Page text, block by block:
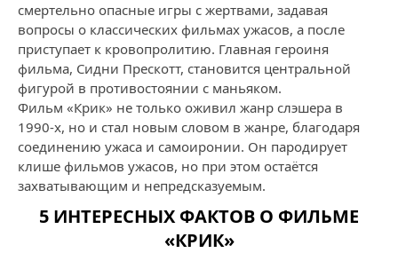
смертельно опасные игры с жертвами, задавая
вопросы о классических фильмах ужасов, а после
приступает к кровопролитию. Главная героиня
фильма, Сидни Прескотт, становится центральной
фигурой в противостоянии с маньяком.
Фильм «Крик» не только оживил жанр слэшера в
1990-х, но и стал новым словом в жанре, благодаря
соединению ужаса и самоиронии. Он пародирует
клише фильмов ужасов, но при этом остаётся
захватывающим и непредсказуемым.
5 ИНТЕРЕСНЫХ ФАКТОВ О ФИЛЬМЕ
«КРИК»